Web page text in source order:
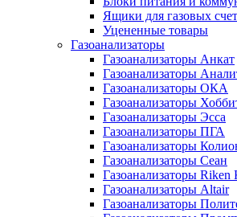
Ящики для газовых
Уцененные товары
Газоанализаторы
Газоанализаторы Анкат
Газоанализаторы
Газоанализаторы ОКА
Газоанализаторы
Газоанализаторы Эсса
Газоанализаторы ПГА
Газоанализаторы
Газоанализаторы Сеан
Газоанализаторы Riken
Газоанализаторы Altair
Газоанализаторы